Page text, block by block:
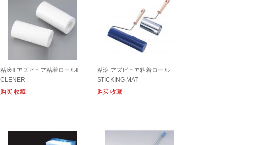
粘滚Ⅱ アズピュア粘着ロールⅡ
CLENER
购买 收藏
粘滚 アズピュア粘着ロール
STICKING MAT
购买 收藏